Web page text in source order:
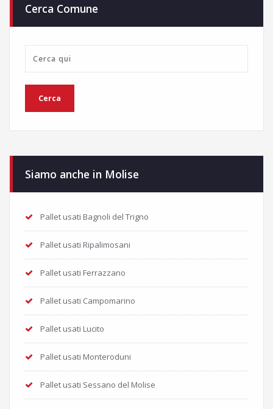
Cerca Comune
Siamo anche in Molise
Pallet usati Bagnoli del Trigno
Pallet usati Ripalimosani
Pallet usati Ferrazzano
Pallet usati Campomarino
Pallet usati Lucito
Pallet usati Monteroduni
Pallet usati Sessano del Molise